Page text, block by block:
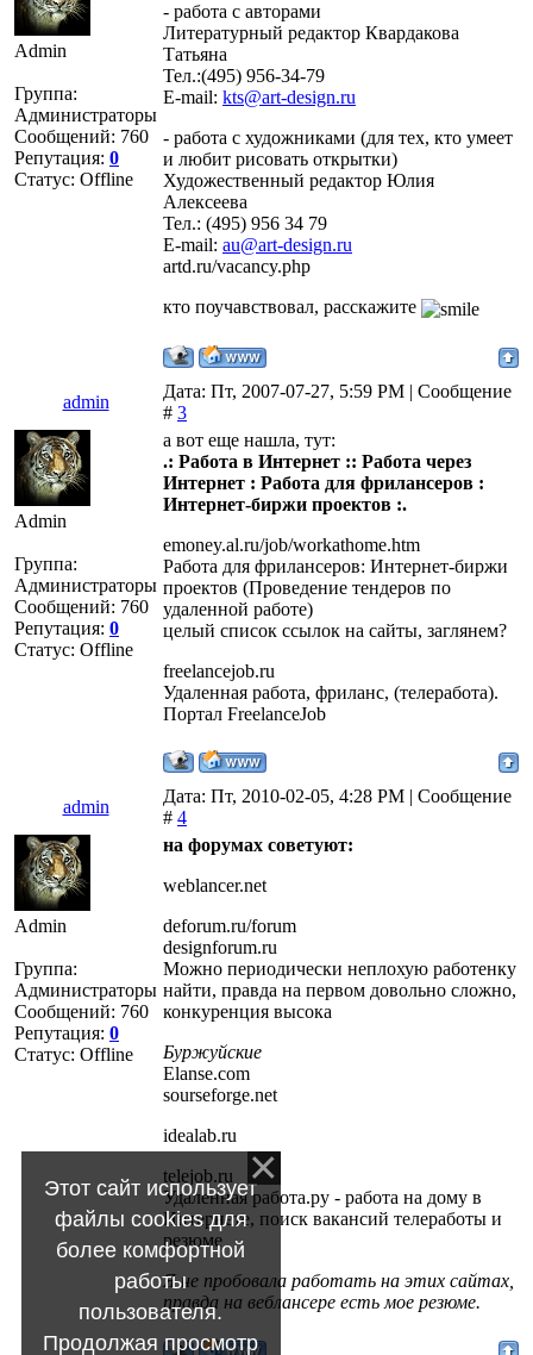
Admin
Группа:
Администраторы
Сообщений: 760
Репутация: 0
Статус: Offline
- работа с авторами
Литературный редактор Квардакова
Татьяна
Тел.:(495) 956-34-79
E-mail: kts@art-design.ru
- работа с художниками (для тех, кто умеет
и любит рисовать открытки)
Художественный редактор Юлия
Алексеева
Тел.: (495) 956 34 79
E-mail: au@art-design.ru
artd.ru/vacancy.php
кто поучавствовал, расскажите
admin
Дата: Пт, 2007-07-27, 5:59 PM | Сообщение
# 3
Admin
Группа:
Администраторы
Сообщений: 760
Репутация: 0
Статус: Offline
а вот еще нашла, тут:
.: Работа в Интернет :: Работа через
Интернет : Работа для фрилансеров :
Интернет-биржи проектов :.
emoney.al.ru/job/workathome.htm
Работа для фрилансеров: Интернет-биржи
проектов (Проведение тендеров по
удаленной работе)
целый список ссылок на сайты, заглянем?
freelancejob.ru
Удаленная работа, фриланс, (телеработа).
Портал FreelanceJob
admin
Дата: Пт, 2010-02-05, 4:28 PM | Сообщение
# 4
Admin
Группа:
Администраторы
Сообщений: 760
Репутация: 0
Статус: Offline
на форумах советуют:
weblancer.net
deforum.ru/forum
designforum.ru
Можно периодически неплохую работенку
найти, правда на первом довольно сложно,
конкуренция высока
Буржуйские
Elanse.com
sourseforge.net
idealab.ru
telejob.ru
Удаленная работа.ру - работа на дому в
Интернете, поиск вакансий телеработы и
резюме
Я не пробовала работать на этих сайтах,
правда на веблансере есть мое резюме.
Этот сайт использует
файлы cookies для
более комфортной
работы
пользователя.
Продолжая просмотр